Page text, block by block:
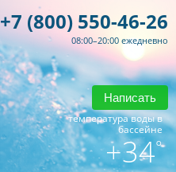
+7 (800) 550-46-26
08:00–20:00 ежедневно
Написать
температура воды в
бассейне
+34°